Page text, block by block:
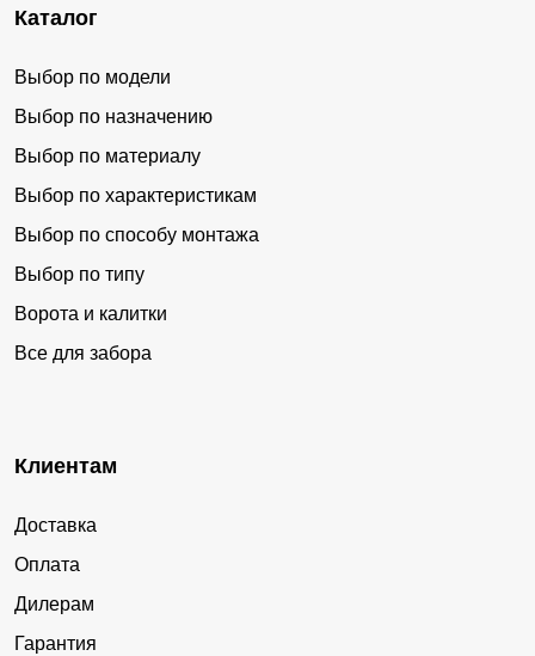
Каталог
Выбор по модели
Выбор по назначению
Выбор по материалу
Выбор по характеристикам
Выбор по способу монтажа
Выбор по типу
Ворота и калитки
Все для забора
Клиентам
Доставка
Оплата
Дилерам
Гарантия